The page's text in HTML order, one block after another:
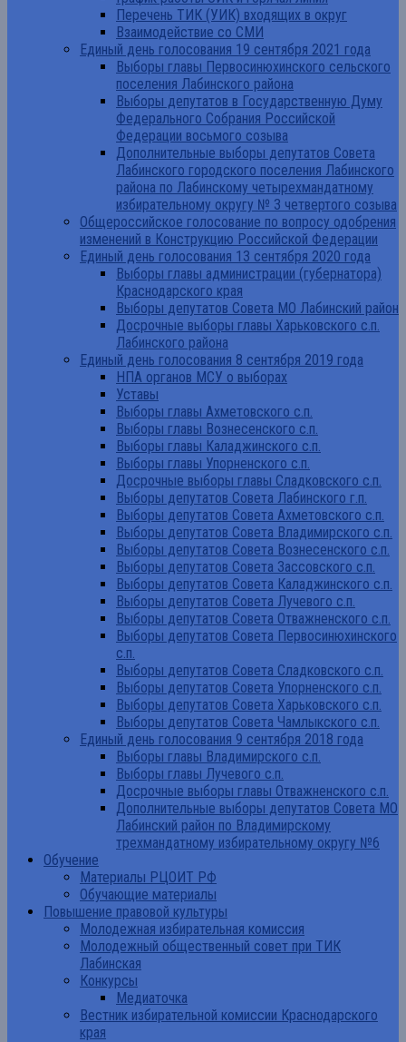
Перечень ТИК (УИК) входящих в округ
Взаимодействие со СМИ
Единый день голосования 19 сентября 2021 года
Выборы главы Первосинюхинского сельского
поселения Лабинского района
Выборы депутатов в Государственную Думу
Федерального Собрания Российской
Федерации восьмого созыва
Дополнительные выборы депутатов Совета
Лабинского городского поселения Лабинского
района по Лабинскому четырехмандатному
избирательному округу № 3 четвертого созыва
Общероссийское голосование по вопросу одобрения
изменений в Конструкцию Российской Федерации
Единый день голосования 13 сентября 2020 года
Выборы главы администрации (губернатора)
Краснодарского края
Выборы депутатов Совета МО Лабинский район
Досрочные выборы главы Харьковского с.п.
Лабинского района
Единый день голосования 8 сентября 2019 года
НПА органов МСУ о выборах
Уставы
Выборы главы Ахметовского с.п.
Выборы главы Вознесенского с.п.
Выборы главы Каладжинского с.п.
Выборы главы Упорненского с.п.
Досрочные выборы главы Сладковского с.п.
Выборы депутатов Совета Лабинского г.п.
Выборы депутатов Совета Ахметовского с.п.
Выборы депутатов Совета Владимирского с.п.
Выборы депутатов Совета Вознесенского с.п.
Выборы депутатов Совета Зассовского с.п.
Выборы депутатов Совета Каладжинского с.п.
Выборы депутатов Совета Лучевого с.п.
Выборы депутатов Совета Отважненского с.п.
Выборы депутатов Совета Первосинюхинского
с.п.
Выборы депутатов Совета Сладковского с.п.
Выборы депутатов Совета Упорненского с.п.
Выборы депутатов Совета Харьковского с.п.
Выборы депутатов Совета Чамлыкского с.п.
Единый день голосования 9 сентября 2018 года
Выборы главы Владимирского с.п.
Выборы главы Лучевого с.п.
Досрочные выборы главы Отважненского с.п.
Дополнительные выборы депутатов Совета МО
Лабинский район по Владимирскому
трехмандатному избирательному округу №6
Обучение
Материалы РЦОИТ РФ
Обучающие материалы
Повышение правовой культуры
Молодежная избирательная комиссия
Молодежный общественный совет при ТИК
Лабинская
Конкурсы
Медиаточка
Вестник избирательной комиссии Краснодарского
края